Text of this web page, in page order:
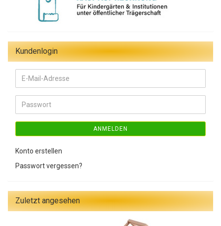
Kundenlogin
E-
Mail-
Adresse
Passwort
ANMELDEN
Konto erstellen
Passwort vergessen?
Zuletzt angesehen